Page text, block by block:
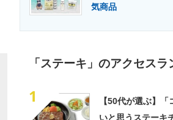
気商品
「ステーキ」のアクセスラ
1
【50代が選ぶ】「
いと思うステーキ